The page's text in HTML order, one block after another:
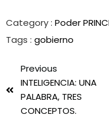
Category : Poder
Tags : gobierno
Previous
INTELIGENCIA: UNA
PALABRA, TRES
CONCEPTOS.